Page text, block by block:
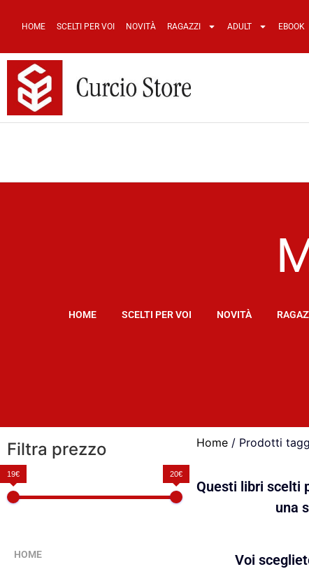
HOME SCELTI PER VOI NOVITÀ RAGAZZI ADULT EBOOK
HOME SCELTI PER VOI NOVITÀ
Filtra prezzo
19€ 20€
HOME
Home / Prodotti
Questi libri scelti
una
Voi